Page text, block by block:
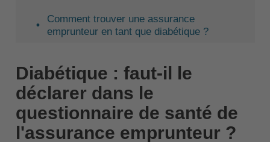
Comment trouver une assurance
emprunteur en tant que diabétique ?
Diabétique : faut-il le
déclarer dans le
questionnaire de santé de
l'assurance emprunteur ?